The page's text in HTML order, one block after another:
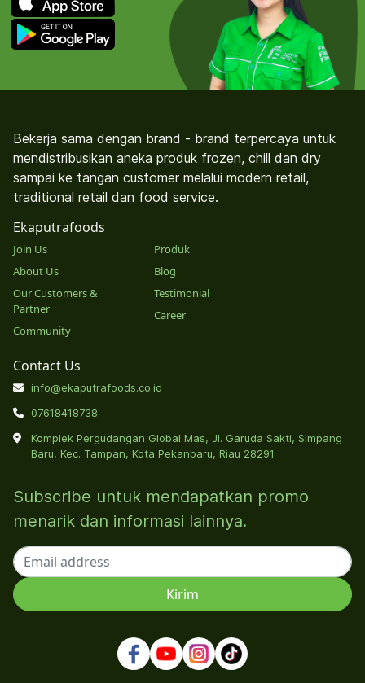
Bekerja sama dengan brand - brand terpercaya untuk
mendistribusikan aneka produk frozen, chill dan dry
sampai ke tangan customer melalui modern retail,
traditional retail dan food service.
Ekaputrafoods
Join Us
About Us
Our Customers &
Partner
Community
Produk
Blog
Testimonial
Career
Contact Us
info@ekaputrafoods.co.id
07618418738
Komplek Pergudangan Global Mas, Jl. Garuda Sakti, Simpang
Baru, Kec. Tampan, Kota Pekanbaru, Riau 28291
Subscribe untuk mendapatkan promo
menarik dan informasi lainnya.